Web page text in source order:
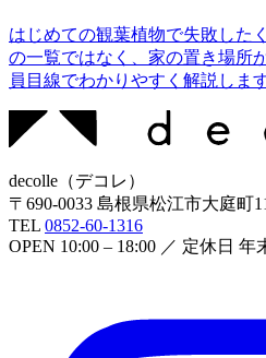
はじめての観葉植物で失敗した
の一覧ではなく、家の置き場所
員目線でわかりやすく解説します
decolle （デコレ ）
〒 690-0033 島根県松江市大庭町
TEL 0852-60-1316
OPEN 10:00 – 18:00 ／ 定休日 年